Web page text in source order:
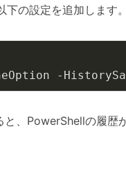
下の設定を追加します。
と、PowerShellの履歴